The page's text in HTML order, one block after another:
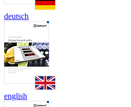
deutsch
english